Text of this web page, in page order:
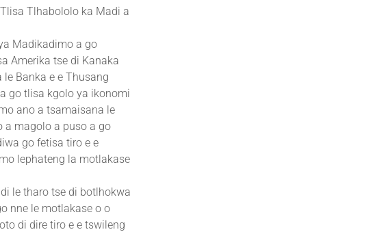
Tlhabololo ka Madi a
Madikadimo a go
Amerika tse di Kanaka
Banka e e Thusang
go tlisa kgolo ya ikonomi
ano a tsamaisana le
a magolo a puso a go
go fetisa tiro e e
lephateng la motlakase
le tharo tse di botlhokwa
nne le motlakase o o
di dire tiro e e tswileng